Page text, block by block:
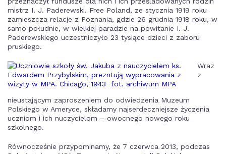
mistrz I. J. Paderewski. Free Poland, ze stycznia 1919 roku
zamieszcza relacje z Poznania, gdzie 26 grudnia 1918 roku, w
samo południe, w wielkiej paradzie na powitanie I. J.
Paderewskiego uczestniczyło 23 tysiące dzieci z zaboru
pruskiego.
Wraz
z
nieustającym zaproszeniem do odwiedzenia Muzeum
Polskiego w Ameryce, składamy najserdeczniejsze życzenia
uczniom i ich nuczycielom – owocnego nowego roku
szkolnego.
Równocześnie przypominamy, że 7 czerwca 2013, podczas